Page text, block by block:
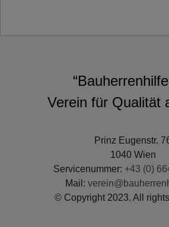
Verein für Qualität
Prinz Eugenstr.
1040 Wien
Servicenummer: +43 (0)
Mail:
© Copyright 2023. All